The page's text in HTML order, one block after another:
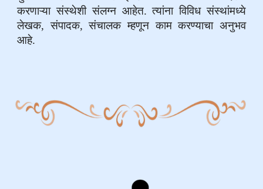
करणाऱ्या संस्थेशी संलग्न आहेत. त्यांना विविध संस्थांमध्ये
लेखक, संपादक, संचालक म्हणून काम करण्याचा अनुभव
आहे.